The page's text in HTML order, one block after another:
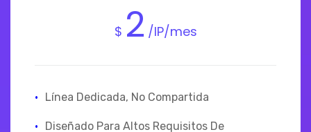
$ 2 /IP/mes
· Línea Dedicada, No Compartida
·
Diseñado Para Altos Requisitos De